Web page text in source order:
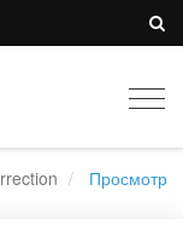
Просмотр